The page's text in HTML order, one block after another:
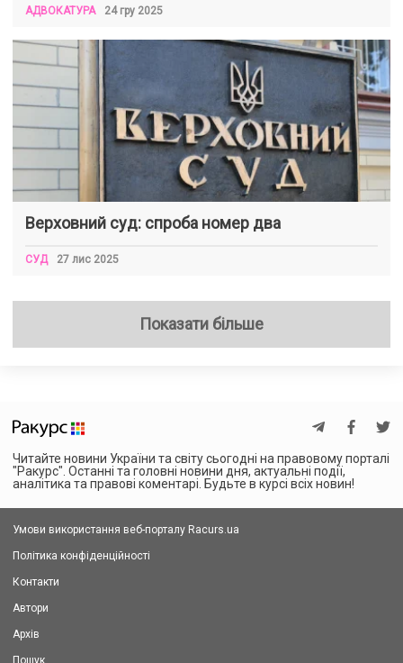
АДВОКАТУРА 24 гру 2025
Верховний суд: спроба номер два
СУД 27 лис 2025
Показати більше
Читайте новини України та світу сьогодні на правовому порталі
"Ракурс". Останні та головні новини дня, актуальні події,
аналітика та правові коментарі. Будьте в курсі всіх новин!
Умови використання веб-порталу Racurs.ua
Політика конфіденційності
Контакти
Автори
Архів
Пошук